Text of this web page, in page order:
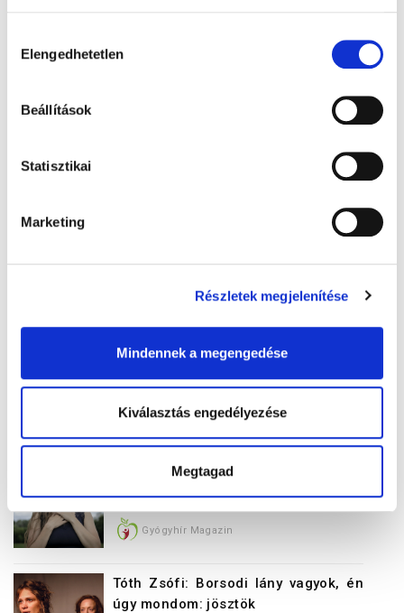
kiválasztása
Elengedhetetlen
Beállítások
Statisztikai
Marketing
Részletek megjelenítése
Mindennek a megengedése
Kiválasztás engedélyezése
Megtagad
SZÍNMŰVÉSZ
Brasch Bence: Felelősségem
megdolgozni a sikerért
Gyógyhír Magazin
Sodró Eliza: Hat évesen döntött a
Gyógyhír Magazin
Tóth Zsófi: Borsodi lány vagyok, én
úgy mondom: jösztök